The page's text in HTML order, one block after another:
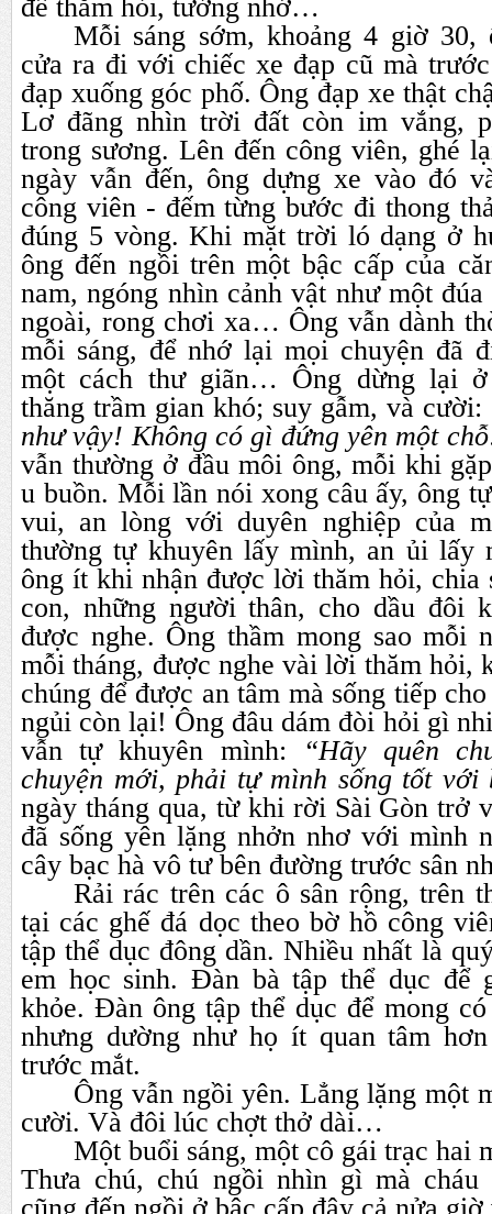
để thăm hỏi, tưởng nhớ…
Mỗi sáng sớm, khoảng 4 giờ 30,
cửa ra đi với chiếc xe đạp cũ mà
đạp xuống góc phố. Ông đạp xe thật
Lơ đãng nhìn trời đất còn im vắng,
trong sương. Lên đến công viên, ghé
ngày vẫn đến, ông dựng xe vào đó
công viên - đếm từng bước đi thong
đúng 5 vòng. Khi mặt trời ló dạng ở
ông đến ngồi trên một bậc cấp của
nam, ngóng nhìn cảnh vật như một
ngoài, rong chơi xa… Ông vẫn dành
mỗi sáng, để nhớ lại mọi chuyện đã
một cách thư giãn… Ông dừng lại ở
thăng trầm gian khó; suy gẫm, và cười:
như vậy! Không có gì đứng yên một
vẫn thường ở đầu môi ông, mỗi khi
u buồn. Mỗi lần nói xong câu ấy, ông
vui, an lòng với duyên nghiệp của
thường tự khuyên lấy mình, an ủi lấy
ông ít khi nhận được lời thăm hỏi, chia
con, những người thân, cho dầu đôi
được nghe. Ông thầm mong sao mỗi
mỗi tháng, được nghe vài lời thăm hỏi,
chúng để được an tâm mà sống tiếp
ngủi còn lại! Ông đâu dám đòi hỏi gì
vẫn tự khuyên mình:
“Hãy quên
chuyện mới, phải tự mình sống tốt với
ngày tháng qua, từ khi rời Sài Gòn trở
đã sống yên lặng nhởn nhơ với mình
cây bạc hà vô tư bên đường trước sân
Rải rác trên các ô sân rộng, trên
tại các ghế đá dọc theo bờ hồ công
tập thể dục đông dần. Nhiều nhất là
em học sinh. Đàn bà tập thể dục để
khỏe. Đàn ông tập thể dục để mong
nhưng dường như họ ít quan tâm
trước mắt.
Ông vẫn ngồi yên. Lẳng lặng một
cười. Và đôi lúc chợt thở dài…
Một buổi sáng, một cô gái trạc hai
Thưa chú, chú ngồi nhìn gì mà cháu